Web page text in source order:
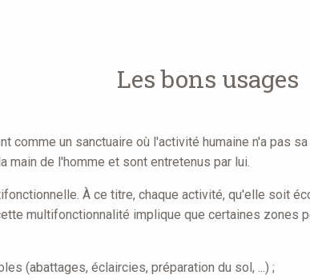
Les bons usages
comme un sanctuaire où l'activité humaine n'a pas
de l'homme et sont entretenus par lui.
À ce titre, chaque activité, qu'elle soit
multifonctionnalité implique que certaines zones
(abattages, éclaircies, préparation du sol, ...) ;